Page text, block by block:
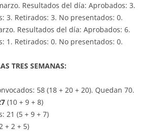
Resultados del día: Aprobados: 3.
3. Retirados: 3. No presentados: 0.
Resultados del día: Aprobados: 6.
1. Retirados: 0. No presentados: 0.
TRES SEMANAS:
58 (18 + 20 + 20). Quedan 70.
(10 + 9 + 8)
21 (5 + 9 + 7)
+ 2 + 5)